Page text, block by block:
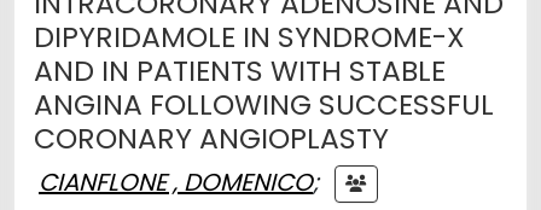
DIPYRIDAMOLE IN SYNDROME-X
AND IN PATIENTS WITH STABLE
ANGINA FOLLOWING SUCCESSFUL
CORONARY ANGIOPLASTY
CIANFLONE , DOMENICO;